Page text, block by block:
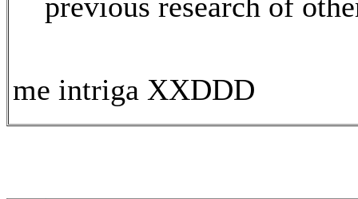
previous research of
me intriga XXDDD